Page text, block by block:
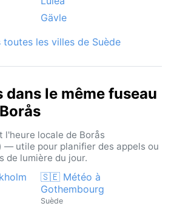
Gävle
les villes de Suède
le même fuseau
l'heure locale de Borås
— utile pour planifier des appels ou
de lumière du jour.
🇸🇪 Météo à
Gothembourg
Suède